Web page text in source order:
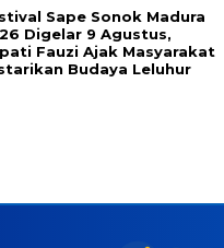
Sape Sonok Madura
Digelar 9 Agustus,
Fauzi Ajak Masyarakat
Budaya Leluhur